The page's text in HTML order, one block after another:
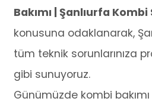
Bakımı | Şanlıurfa
konusuna odaklanarak,
tüm teknik sorunlarınıza
gibi sunuyoruz.
Günümüzde kombi